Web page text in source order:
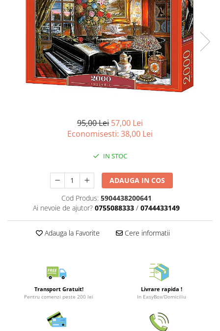
Smart Games
Puzzle-uri logice
Jocuri cu miniaturi
Battletech
Final Girl - solo game
Miniaturi Arkham Horror
Protectii carti (Sleeves)
Deck Boxes/Cutii pentru carti
The Army Painter
Organizatoare
Carti de joc
95,00 Lei 57,00 Lei
Economisesti: 38,00 Lei
IN STOC
ADAUGA IN COS
Cod Produs: 5904438200641
Ai nevoie de ajutor? 0755088333 / 0744433149
Adauga la Favorite Cere informatii
Transport Gratuit!
Pentru comenzi peste 200 lei
Livrare rapida !
In EasyBox/Domiciliu